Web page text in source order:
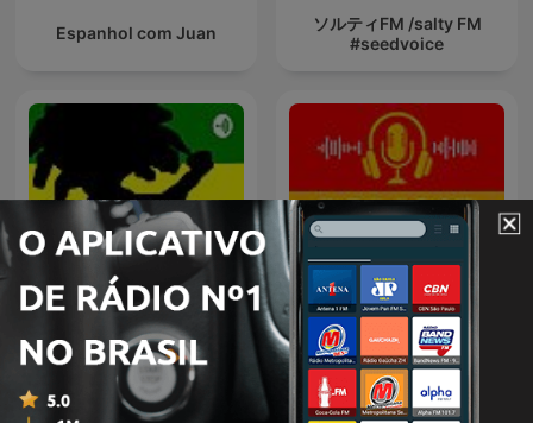
Espanhol com Juan
ソルティFM /salty FM
#seedvoice
Reggae Bora Hablar Espanhol